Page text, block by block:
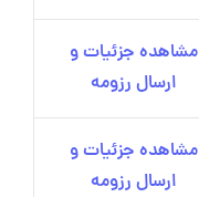
مشاهده جزئیات و
ارسال رزومه
مشاهده جزئیات و
ارسال رزومه